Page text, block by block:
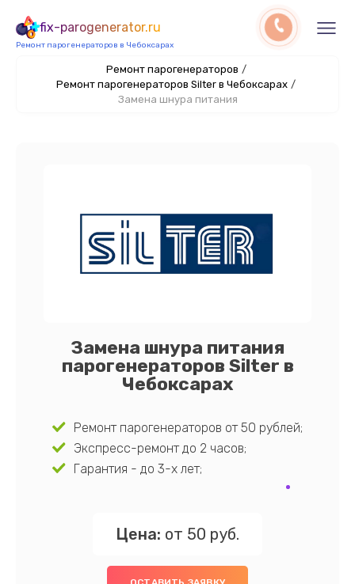
fix-parogenerator.ru
Ремонт парогенераторов в Чебоксарах
Ремонт парогенераторов /
Ремонт парогенераторов Silter в Чебоксарах /
Замена шнура питания
Замена шнура питания
парогенераторов Silter в
Чебоксарах
Ремонт парогенераторов от 50 рублей;
Экспресс-ремонт до 2 часов;
Гарантия - до 3-х лет;
Цена: от 50 руб.